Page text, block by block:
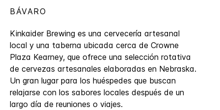
BÁVARO
Kinkaider Brewing es una cervecería artesanal
local y una taberna ubicada cerca de Crowne
Plaza Kearney, que ofrece una selección rotativa
de cervezas artesanales elaboradas en Nebraska.
Un gran lugar para los huéspedes que buscan
relajarse con los sabores locales después de un
largo día de reuniones o viajes.